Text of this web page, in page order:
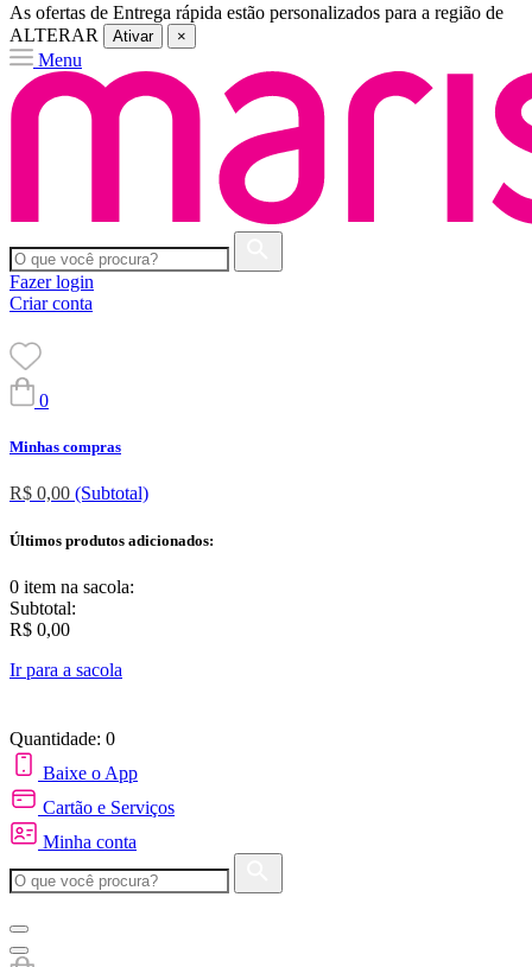
As ofertas de Entrega rápida estão personalizados para a região de
ALTERAR
Ativar ×
Menu
Fazer login
Criar conta
0
Minhas compras
R$ 0,00 (Subtotal)
Últimos produtos adicionados:
0 item na sacola:
Subtotal:
R$ 0,00
Ir para a sacola
Quantidade: 0
Baixe o App
Cartão e Serviços
Minha conta